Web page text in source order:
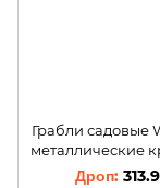
Грабли садовые
металлические
37х40см